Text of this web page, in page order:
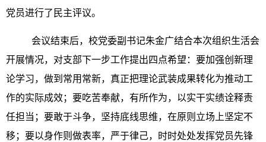
党员进行了民主评议。
会议结束后，校党委副书记朱金广结合本次组织生活会
开展情况，对支部下一步工作提出四点希望：要加强创新理
论学习，做到常用常新，真正把理论武装成果转化为推动工
作的实际成效；要吃苦奉献，有所作为，以实干实绩诠释责
任担当；要敢于斗争，坚持底线思维，在原则立场上坚定不
移；要以身作则做表率，严于律己，时时处处发挥党员先锋